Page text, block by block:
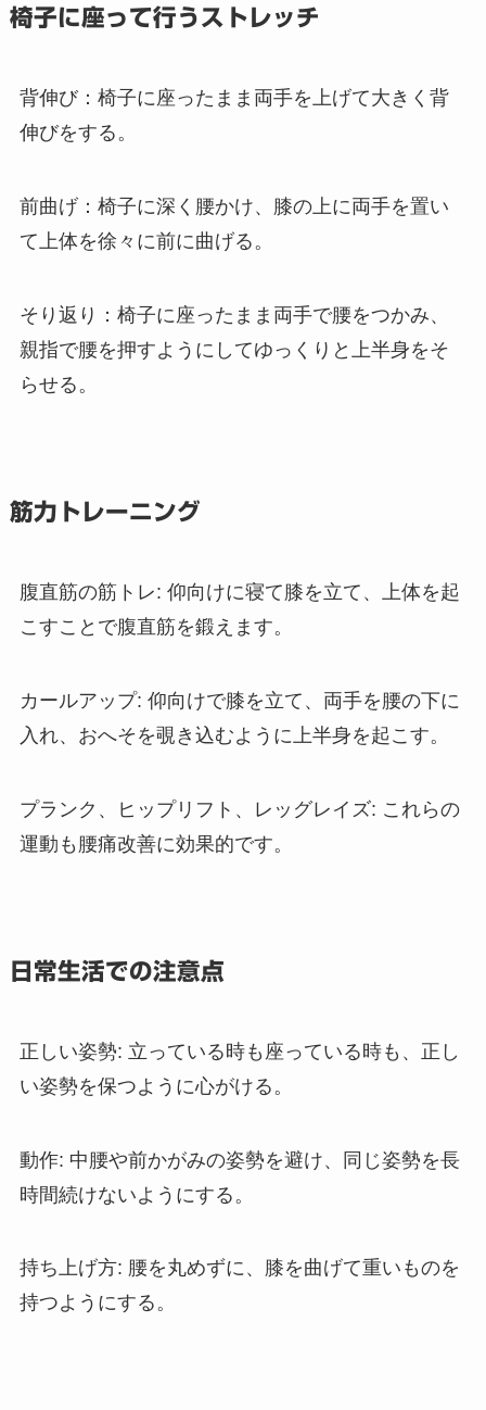
椅子に座って行うストレッチ
背伸び：椅子に座ったまま両手を上げて大きく背
伸びをする。
前曲げ：椅子に深く腰かけ、膝の上に両手を置い
て上体を徐々に前に曲げる。
そり返り：椅子に座ったまま両手で腰をつかみ、
親指で腰を押すようにしてゆっくりと上半身をそ
らせる。
筋力トレーニング
腹直筋の筋トレ: 仰向けに寝て膝を立て、上体を起
こすことで腹直筋を鍛えます。
カールアップ: 仰向けで膝を立て、両手を腰の下に
入れ、おへそを覗き込むように上半身を起こす。
プランク、ヒップリフト、レッグレイズ: これらの
運動も腰痛改善に効果的です。
日常生活での注意点
正しい姿勢: 立っている時も座っている時も、正し
い姿勢を保つように心がける。
動作: 中腰や前かがみの姿勢を避け、同じ姿勢を長
時間続けないようにする。
持ち上げ方: 腰を丸めずに、膝を曲げて重いものを
持つようにする。